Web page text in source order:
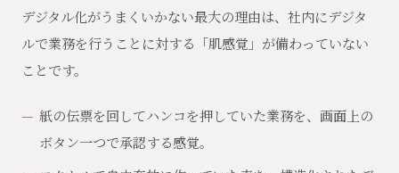
デジタル化がうまくいかない最大の理由は、社内にデジタ
ルで業務を行うことに対する「肌感覚」が備わっていない
ことです。
紙の伝票を回してハンコを押していた業務を、画面上の
ボタン一つで承認する感覚。